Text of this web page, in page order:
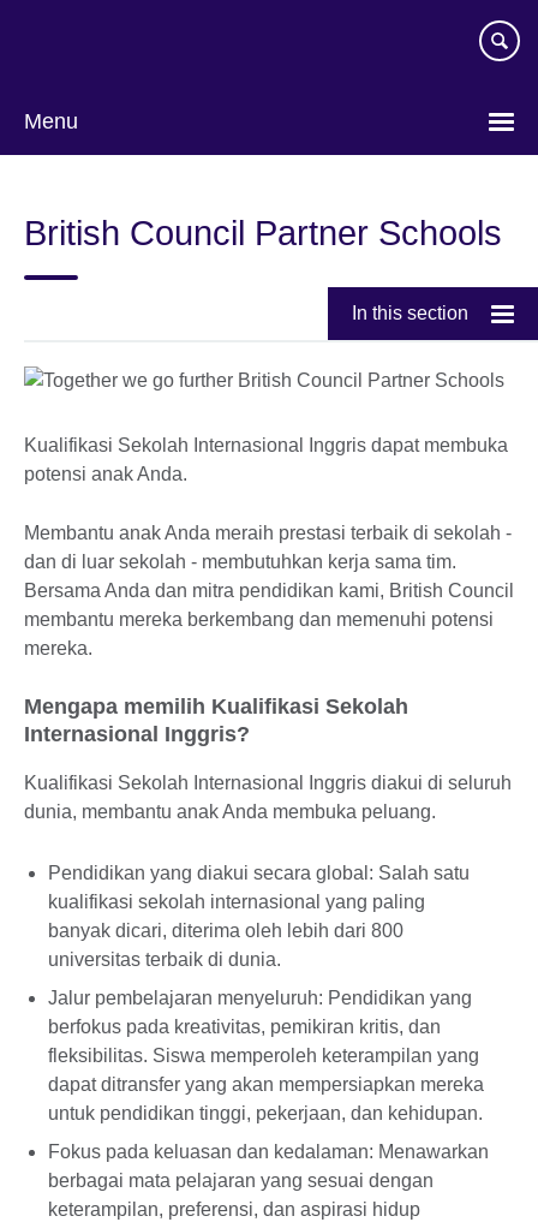
Menu
British Council Partner Schools
In this section
Kualifikasi Sekolah Internasional Inggris dapat membuka
potensi anak Anda.
Membantu anak Anda meraih prestasi terbaik di sekolah -
dan di luar sekolah - membutuhkan kerja sama tim.
Bersama Anda dan mitra pendidikan kami, British Council
membantu mereka berkembang dan memenuhi potensi
mereka.
Mengapa memilih Kualifikasi Sekolah
Internasional Inggris?
Kualifikasi Sekolah Internasional Inggris diakui di seluruh
dunia, membantu anak Anda membuka peluang.
Pendidikan yang diakui secara global: Salah satu
kualifikasi sekolah internasional yang paling
banyak dicari, diterima oleh lebih dari 800
universitas terbaik di dunia.
Jalur pembelajaran menyeluruh: Pendidikan yang
berfokus pada kreativitas, pemikiran kritis, dan
fleksibilitas. Siswa memperoleh keterampilan yang
dapat ditransfer yang akan mempersiapkan mereka
untuk pendidikan tinggi, pekerjaan, dan kehidupan.
Fokus pada keluasan dan kedalaman: Menawarkan
berbagai mata pelajaran yang sesuai dengan
keterampilan, preferensi, dan aspirasi hidup